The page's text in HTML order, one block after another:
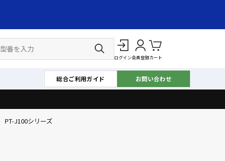
ログイン会員登録カート
総合ご利用ガイド お問い合わせ
PT-J100シリーズ